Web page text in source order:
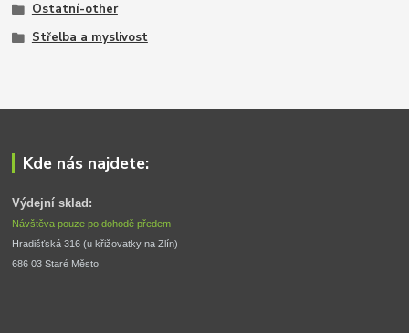
Ostatní-other
Střelba a myslivost
Kde nás najdete:
Výdejní sklad:
Návštěva pouze po dohodě předem
Hradišťská 316 (u křižovatky na Zlín)
686 03 Staré Město